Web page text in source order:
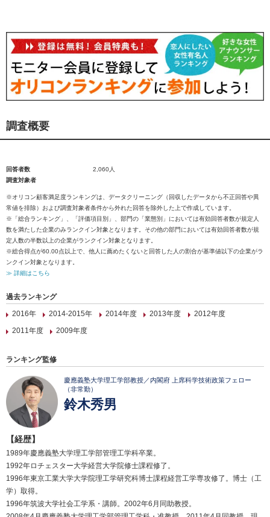
調査概要
回答者数
2,060人
調査対象者
※オリコン顧客満足度ランキングは、データクリーニング（回収したデータから不正回答や異
常値を排除）および調査対象者条件から外れた回答を除外した上で作成しています。
※「総合ランキング」、「評価項目別」、部門の「業態別」においては有効回答者数が規定人
数を満たした企業のみランクイン対象となります。その他の部門においては有効回答者数が規
定人数の半数以上の企業がランクイン対象となります。
※総合得点が60.00点以上で、他人に薦めたくないと回答した人の割合が基準値以下の企業がラ
ンクイン対象となります。
≫ 詳細はこちら
過去ランキング
2016年
2014-2015年 2014年度 2013年度
2012年度
2011年度
2009年度
ランキング監修
慶應義塾大学理工学部教授／内閣府 上席科学技術政策フェロー
（非常勤）
鈴木秀男
【経歴】
1989年慶應義塾大学理工学部管理工学科卒業。
1992年ロチェスター大学経営大学院修士課程修了。
1996年東京工業大学大学院理工学研究科博士課程経営工学専攻修了。博士（工
学）取得。
1996年筑波大学社会工学系・講師。2002年6月同助教授。